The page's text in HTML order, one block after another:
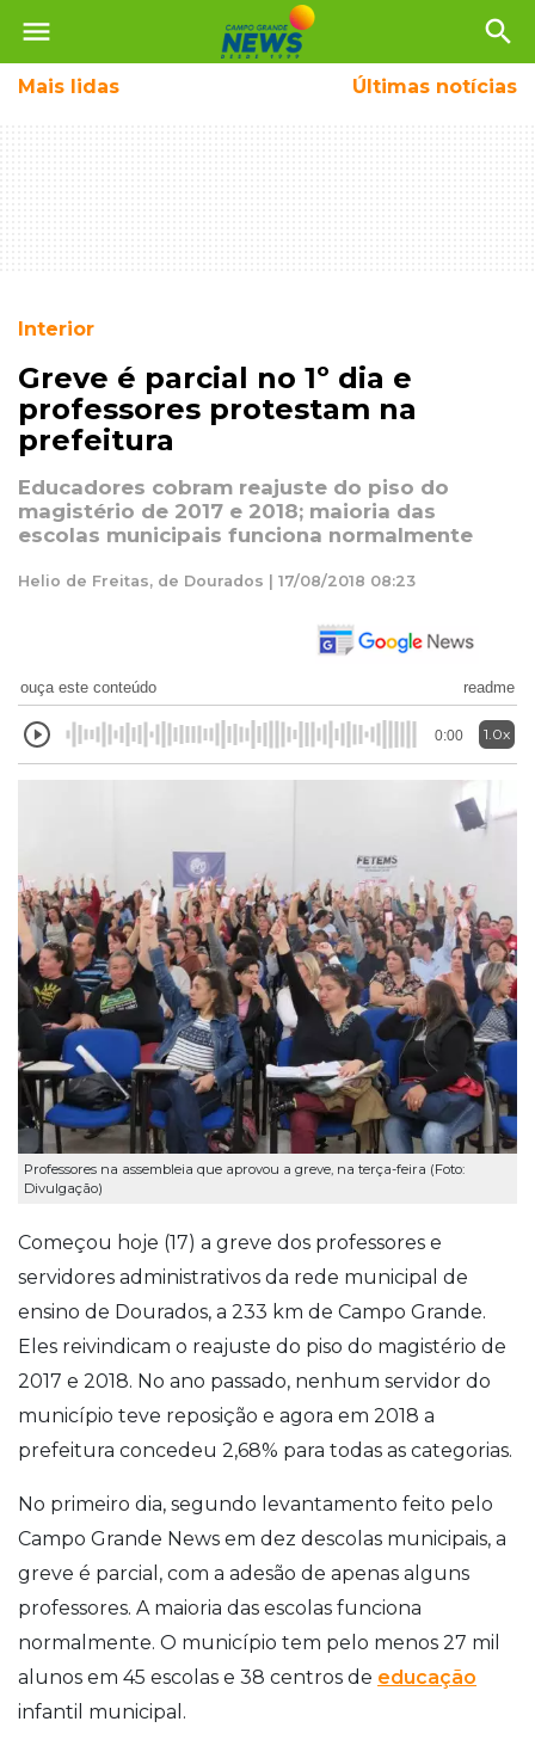
menu search
Mais lidas Últimas notícias
Interior
Greve é parcial no 1º dia e
professores protestam na
prefeitura
Educadores cobram reajuste do piso do
magistério de 2017 e 2018; maioria das
escolas municipais funciona normalmente
Helio de Freitas, de Dourados | 17/08/2018 08:23
ouça este conteúdo readme
0:00 1.0x
Professores na assembleia que aprovou a greve, na terça-feira (Foto:
Divulgação)
Começou hoje (17) a greve dos professores e
servidores administrativos da rede municipal de
ensino de Dourados, a 233 km de Campo Grande.
Eles reivindicam o reajuste do piso do magistério de
2017 e 2018. No ano passado, nenhum servidor do
município teve reposição e agora em 2018 a
prefeitura concedeu 2,68% para todas as categorias.
No primeiro dia, segundo levantamento feito pelo
Campo Grande News em dez descolas municipais, a
greve é parcial, com a adesão de apenas alguns
professores. A maioria das escolas funciona
normalmente. O município tem pelo menos 27 mil
alunos em 45 escolas e 38 centros de educação
infantil municipal.